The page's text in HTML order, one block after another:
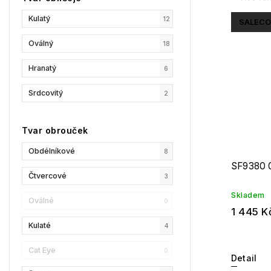
GCDS 0
Liu Jo 0
MaxMara 0
MAX&Co. 0
Reebok
Oscar De La Renta
Donna Karan
DKNY
Calvin Klein
Kulatý 12
Oválný 18
Hranatý 6
Srdcovitý 2
Tvar obrouček
Obdélníkové 8
Čtvercové 3
Oválné 0
Kulaté 4
Cat Eye 0
SF9380
Skladem
1 445
Detail